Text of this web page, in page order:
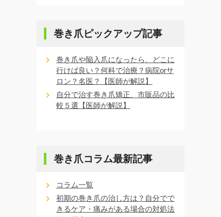
巻き爪ピックアップ記事
巻き爪や陥入爪になったら、どこに
行けば良い？何科で治療？病院orサ
ロン？名医？【医師が解説】
自分で治す巻き爪矯正、市販品の比
較５選【医師が解説】
巻き爪コラム最新記事
コラム一覧
初期の巻き爪の治し方は？自分でで
きるケア・痛みがある場合の対処法